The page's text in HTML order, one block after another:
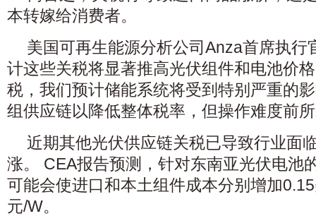
本转嫁给消费者。
美国可再生能源分析公司Anza首席执行
计这些关税将显著推高光伏组件和电池价
税，我们预计储能系统将受到特别严重的
组供应链以降低整体税率，但操作难度前
近期其他光伏供应链关税已导致行业面
涨。 CEA报告预测，针对东南亚光伏电池
可能会使进口和本土组件成本分别增加
元/W。